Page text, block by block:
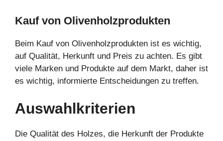
Kauf von Olivenholzprodukten
Beim Kauf von Olivenholzprodukten ist es wichtig,
auf Qualität, Herkunft und Preis zu achten. Es gibt
viele Marken und Produkte auf dem Markt, daher ist
es wichtig, informierte Entscheidungen zu treffen.
Auswahlkriterien
Die Qualität des Holzes, die Herkunft der Produkte